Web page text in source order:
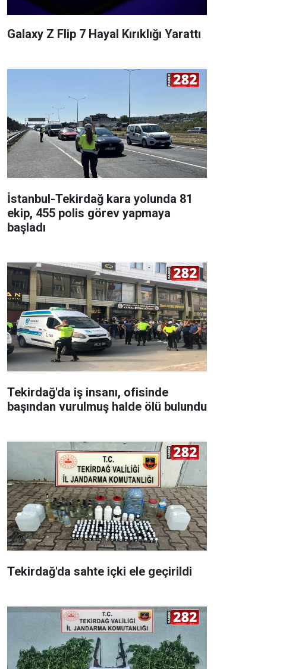
Galaxy Z Flip 7 Hayal Kırıklığı Yarattı
İstanbul-Tekirdağ kara yolunda 81
ekip, 455 polis görev yapmaya
başladı
Tekirdağ'da iş insanı, ofisinde
başından vurulmuş halde ölü bulundu
Tekirdağ'da sahte içki ele geçirildi